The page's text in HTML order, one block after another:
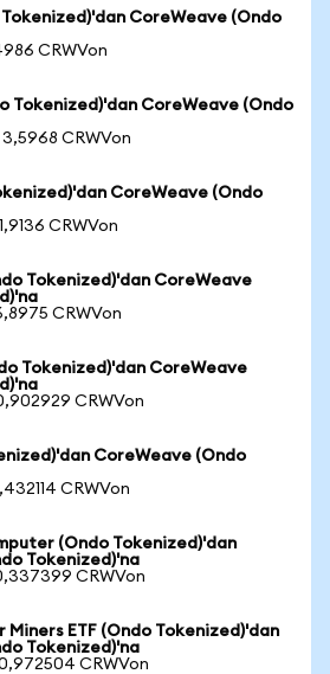
CoreWeave (Ondo
CRWVon
Tokenized)'dan CoreWeave (Ondo
CRWVon
CoreWeave (Ondo
CRWVon
Tokenized)'dan CoreWeave
CRWVon
Tokenized)'dan CoreWeave
CRWVon
CoreWeave (Ondo
CRWVon
(Ondo Tokenized)'dan
Tokenized)'na
CRWVon
Miners ETF (Ondo Tokenized)'dan
Tokenized)'na
CRWVon